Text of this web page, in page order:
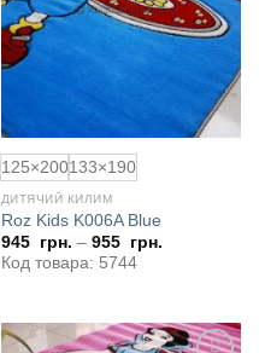
125×200133×190
ДИТЯЧИЙ КИЛИМ
Roz Kids K006A Blue
945 грн. – 955 грн.
Код товара: 5744